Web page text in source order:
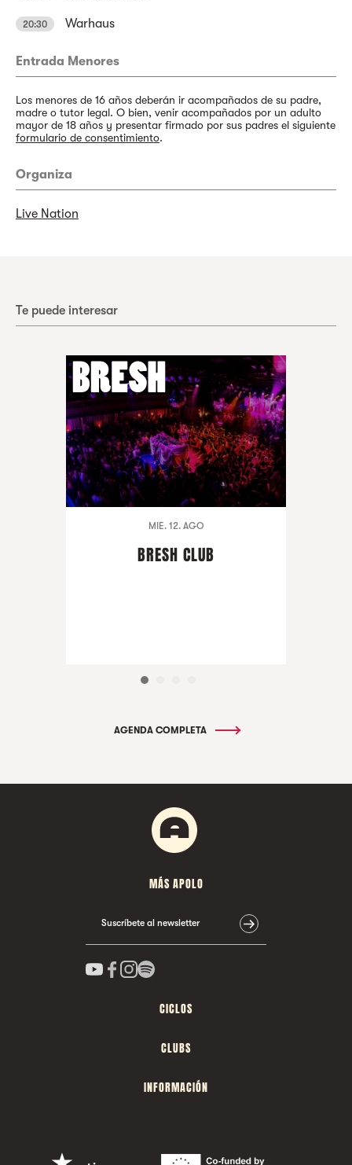
20:30 Warhaus
Entrada Menores
Los menores de 16 años deberán ir acompañados de su padre,
madre o tutor legal. O bien, venir acompañados por un adulto
mayor de 18 años y presentar firmado por sus padres el siguiente
formulario de consentimiento.
Organiza
Live Nation
Te puede interesar
MIE. 12. AGO
BRESH CLUB
AGENDA COMPLETA
MÁS APOLO
Suscríbete al newsletter
CICLOS
CLUBS
INFORMACIÓN